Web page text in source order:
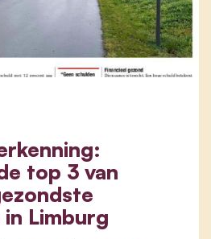
top 3 van
Limburg